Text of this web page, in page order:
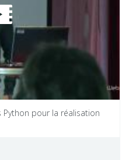
Python pour la réalisation